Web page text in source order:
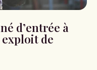
d’entrée à
de